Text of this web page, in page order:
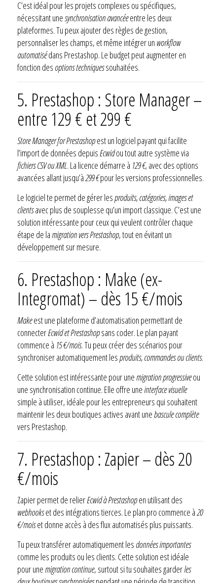
C’est idéal pour les projets complexes ou spécifiques,
nécessitant unesynchronisation avancéeentre les deux
plateformes. Tu peux ajouter des règles de gestion,
personnaliser les champs, et même intégrer un workflow
automatisédans Prestashop. Le budget peut augmenter en
fonction des options techniquessouhaitées.
5. Prestashop : Store Manager –
entre 129 € et 299 €
Store Manager for Prestashopest un logiciel payant qui facilite
l’import de données depuisEcwidou tout autre système via
fichiers CSV ou XML. La licence démarre à 129 €, avec des options
avancées allant jusqu’à299 €pour les versions professionnelles.
Le logiciel te permet de gérer lesproduits, catégories, images et
clientsavec plus de souplesse qu’un import classique. C’est une
solution intéressante pour ceux qui veulent contrôler chaque
étape de la migration vers Prestashop, tout en évitant un
développement sur mesure.
6. Prestashop : Make (ex-
Integromat) – dès 15 €/mois
Makeest une plateforme d’automatisation permettant de
connecterEcwid et Prestashopsans coder. Le plan payant
commence à 15 €/mois. Tu peux créer des scénarios pour
synchroniser automatiquement lesproduits, commandes ou clients.
Cette solution est intéressante pour une migration progressiveou
une synchronisation continue. Elle offre uneinterface visuelle
simple à utiliser, idéale pour les entrepreneurs qui souhaitent
maintenir les deux boutiques actives avant une bascule complète
vers Prestashop.
7. Prestashop : Zapier – dès 20
€/mois
Zapier permet de relierEcwid à Prestashopen utilisant des
webhookset des intégrations tierces. Le plan pro commence à20
€/moiset donne accès à des flux automatisés plus puissants.
Tu peux transférer automatiquement les données importantes
comme les produits ou les clients. Cette solution est idéale
pour une migration continue, surtout si tu souhaites garderles